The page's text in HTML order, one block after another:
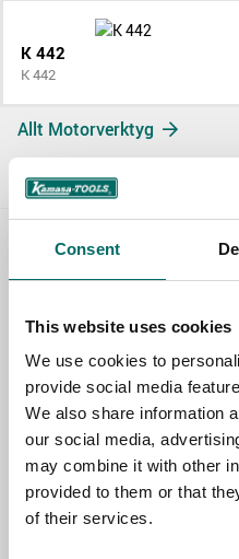
Consent
This website uses cookies
We use cookies to
provide social media
We also share information
our social media,
may combine it with other
provided to them or that
of their services.
K 442
K 442
Allt Motorverktyg
Contact us
NAME
EMAIL